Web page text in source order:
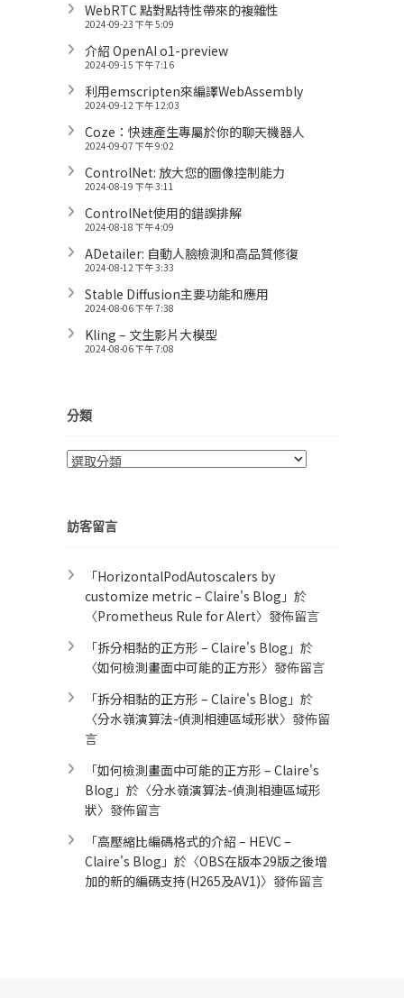
WebRTC 點對點特性帶來的複雜性
2024-09-23 下午 5:09
介紹 OpenAI o1-preview
2024-09-15 下午 7:16
利用emscripten來編譯WebAssembly
2024-09-12 下午 12:03
Coze：快速產生專屬於你的聊天機器人
2024-09-07 下午 9:02
ControlNet: 放大您的圖像控制能力
2024-08-19 下午 3:11
ControlNet使用的錯誤排解
2024-08-18 下午 4:09
ADetailer: 自動人臉檢測和高品質修復
2024-08-12 下午 3:33
Stable Diffusion主要功能和應用
2024-08-06 下午 7:38
Kling – 文生影片大模型
2024-08-06 下午 7:08
分類
分
訪客留言
「HorizontalPodAutoscalers by
customize metric – Claire's Blog 」於
〈Prometheus Rule for Alert​〉發佈留言
「拆分相黏的正方形 – Claire's Blog 」於
〈如何檢測畫面中可能的正方形〉發佈留言
「拆分相黏的正方形 – Claire's Blog 」於
〈分水嶺演算法-偵測相連區域形狀〉發佈留
言
「如何檢測畫面中可能的正方形 – Claire's
Blog 」於〈分水嶺演算法-偵測相連區域形
狀〉發佈留言
「高壓縮比編碼格式的介紹 – HEVC –
Claire's Blog 」於〈OBS在版本29版之後增
加的新的編碼支持(H265及AV1)〉發佈留言